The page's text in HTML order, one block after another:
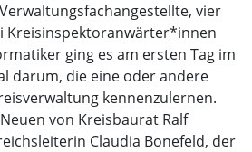
vier
Kreisinspektoranwärter*innen
ging es am ersten Tag im
darum, die eine oder andere
kennenzulernen.
von Kreisbaurat Ralf
Claudia Bonefeld, der